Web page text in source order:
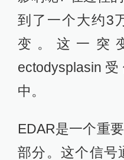
到了一个大约3
变。这一突
ectodysplasin
中。
EDAR是一个重
部分。这个信号